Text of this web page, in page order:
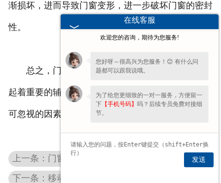
渐损坏，进而导致门窗变形，进一步破坏门窗的密封
性。
总之，门窗滑轮的灵活性对于保证门窗的密封性
起着重要的辅助作用，是影响门窗整体性能的一个不
可忽视的因素。
上一条：门窗滑轮的滑动灵活性如何检测？
下一条：移动门窗滑轮：顺滑移动的关键
在线客服
欢迎您的咨询，期待为您服务!
您好呀～很高兴为您服务！😊 有什么问
题都可以跟我说哦。
为了给您更细致的一对一服务，方便留一
下 【手机号码】 吗？后续专员免费对接细
节。
发送